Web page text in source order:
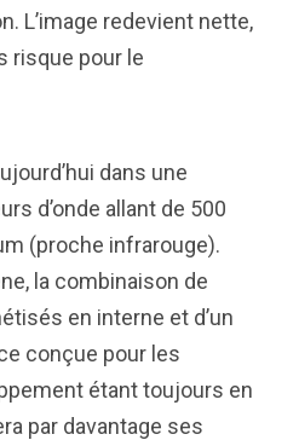
L’image redevient nette,
risque pour le
dans une
d’onde allant de 500
(proche infrarouge).
la combinaison de
en interne et d’un
conçue pour les
étant toujours en
par davantage ses